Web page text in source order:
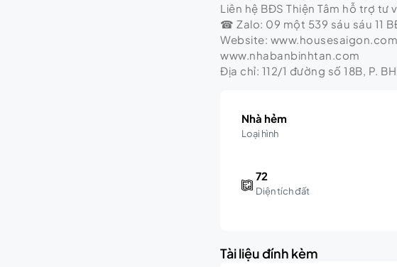
Liên hệ BĐS Thiện Tâm hỗ trợ tư
☎ Zalo: 09 một 539 sáu sáu 11
Website: www.housesaigon.com
www.nhabanbinhtan.com
Địa chỉ: 112/1 đường số 18B, P.
Nhà hẻm
Loại hình
72
Diện tích đất
Tài liệu đính kèm